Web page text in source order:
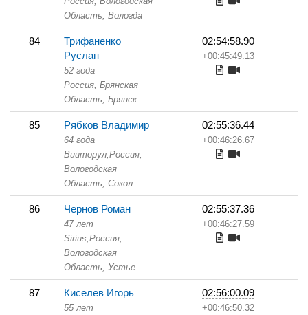
Область, Вологда
84
Трифаненко
Руслан
52 года
Россия, Брянская
Область, Брянск
02:54:58.90
+00:45:49.13
85 Рябков Владимир
64 года
Вииторул,Россия,
Вологодская
Область, Сокол
02:55:36.44
+00:46:26.67
86 Чернов Роман
47 лет
Sirius,Россия,
Вологодская
Область, Устье
02:55:37.36
+00:46:27.59
87 Киселев Игорь
55 лет
02:56:00.09
+00:46:50.32